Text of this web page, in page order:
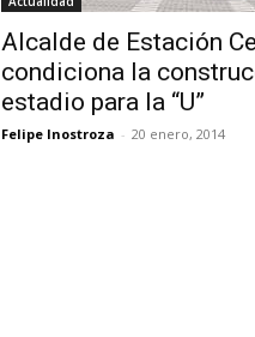
Alcalde de Estación
condiciona la
estadio para la “U”
Felipe Inostroza - 20 enero, 2014